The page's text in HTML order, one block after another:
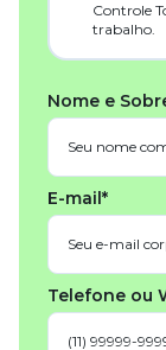
Controle
trabalho.
Nome e
E-mail*
Telefone ou